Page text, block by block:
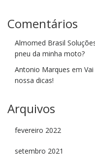
Comentários
Almomed Brasil
pneu da minha moto?
Antonio Marques em
nossa dicas!
Arquivos
fevereiro 2022
setembro 2021